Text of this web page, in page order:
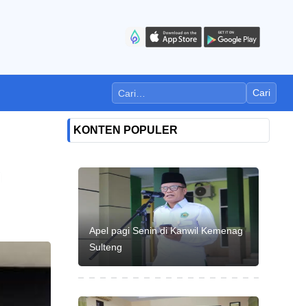
Cari
KONTEN POPULER
Apel pagi Senin di Kanwil Kemenag
Sulteng